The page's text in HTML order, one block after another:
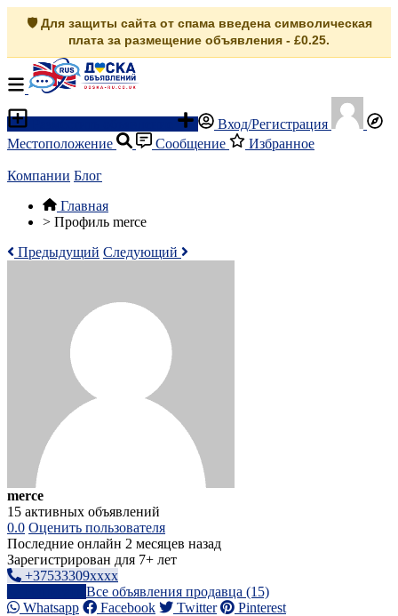
🛡️ Для защиты сайта от спама введена символическая
плата за размещение объявления - £0.25.
Вход/Регистрация
Местоположение
Сообщение Избранное
Компании Блог
Главная
> Профиль merce
Предыдущий Следующий
merce
15 активных объявлений
0.0 Оценить пользователя
Последние онлайн 2 месяцев назад
Зарегистрирован для 7+ лет
+37533309xxxx
Все объявления продавца (15)
Whatsapp
Facebook Twitter Pinterest